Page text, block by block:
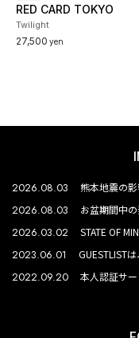
RED CARD TOKYO
Twilight
27,500 yen
2026.08.03 熊本地震の
2026.08.03 お盆期間中
2026.03.02 STATE OF
2023.06.01 GUESTLIST
2022.09.20 本人認証サ